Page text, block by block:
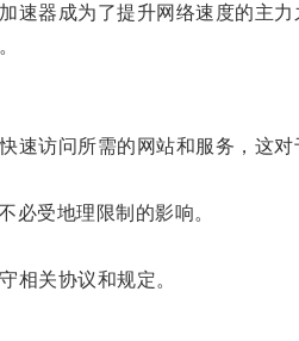
器成为了提升网络速度的主力
访问所需的网站和服务，这对
受地理限制的影响。
关协议和规定。